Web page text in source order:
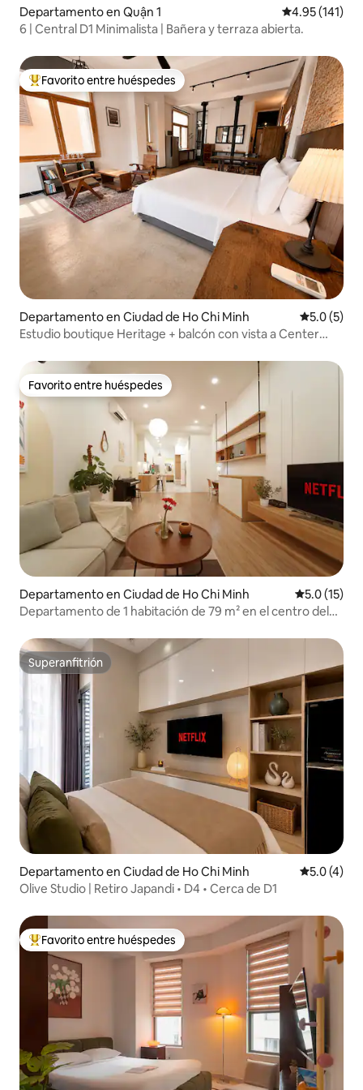
Departamento en Quận 1 Calificación
4.95 (141)
6 | Central D1 Minimalista | Bañera y terraza abierta.
De los mejores en Favorito entre huéspedes
Favorito entre huéspedes
Departamento en Ciudad de Ho Chi Minh
5.0 (5)
Estudio boutique Heritage + balcón con vista a Center
Favorito entre huéspedes
Favorito entre huéspedes
Departamento en Ciudad de Ho Chi Minh Calificación
5.0 (15)
Departamento de 1 habitación de 79 m² en el centro del
Superanfitrión
Superanfitrión
Departamento en Ciudad de Ho Chi Minh
5.0 (4)
Olive Studio | Retiro Japandi • D4 • Cerca de D1
De los mejores en Favorito entre huéspedes
Favorito entre huéspedes